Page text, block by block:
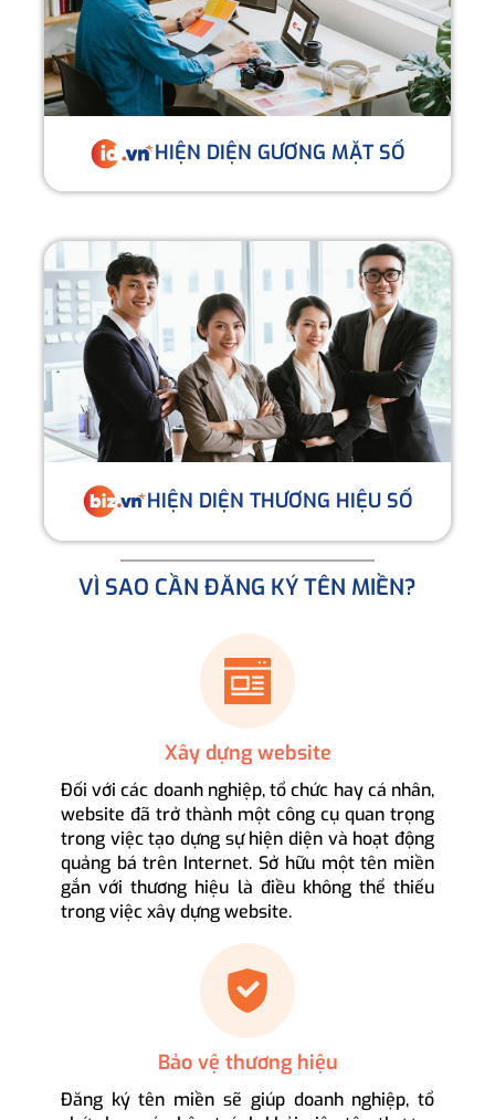
HIỆN DIỆN GƯƠNG MẶT SỐ
HIỆN DIỆN THƯƠNG HIỆU SỐ
VÌ SAO CẦN ĐĂNG KÝ TÊN MIỀN?
Xây dựng website
Đối với các doanh nghiệp, tổ chức hay cá nhân,
website đã trở thành một công cụ quan trọng
trong việc tạo dựng sự hiện diện và hoạt động
quảng bá trên Internet. Sở hữu một tên miền
gắn với thương hiệu là điều không thể thiếu
trong việc xây dựng website.
Bảo vệ thương hiệu
Đăng ký tên miền sẽ giúp doanh nghiệp, tổ